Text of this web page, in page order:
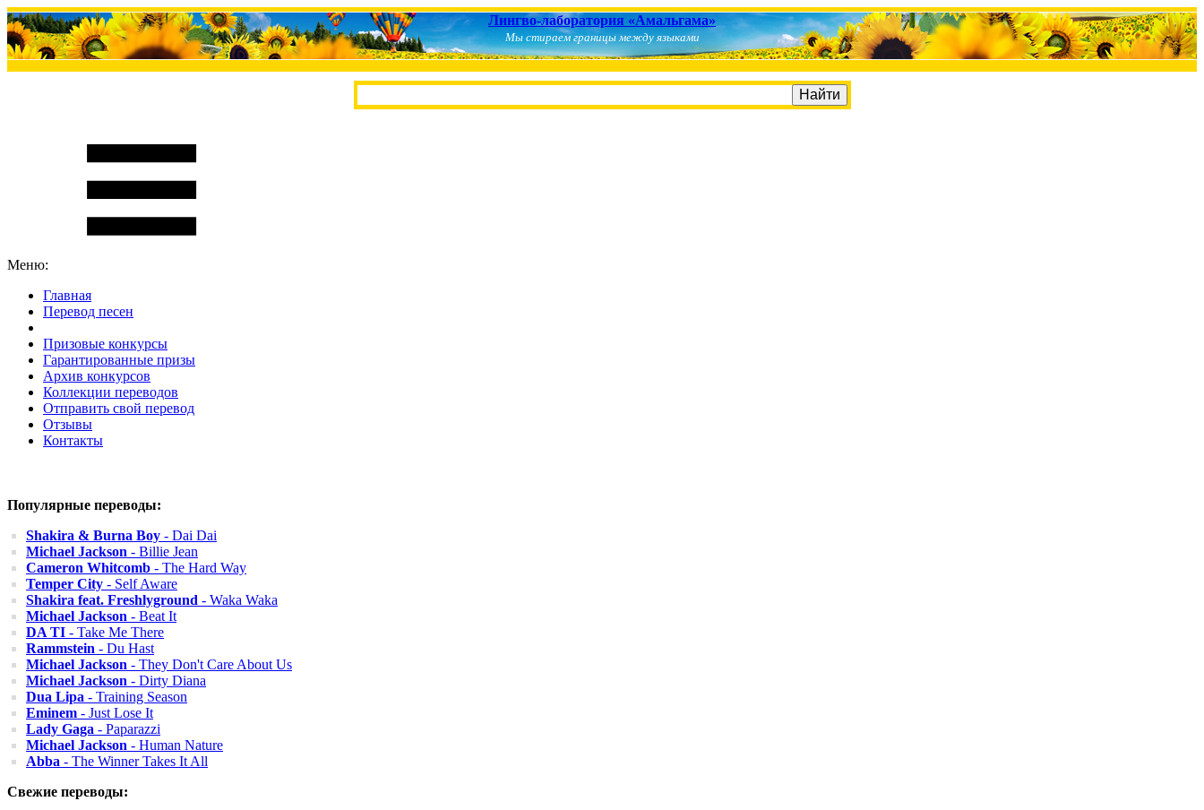
Лингво-лаборатория «Амальгама»
Мы стираем границы между языками
Меню:
Главная
Перевод песен
Призовые конкурсы
Гарантированные призы
Архив конкурсов
Коллекции переводов
Отправить свой перевод
Отзывы
Контакты
Популярные переводы:
Shakira & Burna Boy - Dai Dai
Michael Jackson - Billie Jean
Cameron Whitcomb - The Hard Way
Temper City - Self Aware
Shakira feat. Freshlyground - Waka Waka
Michael Jackson - Beat It
DA TI - Take Me There
Rammstein - Du Hast
Michael Jackson - They Don't Care About Us
Michael Jackson - Dirty Diana
Dua Lipa - Training Season
Eminem - Just Lose It
Lady Gaga - Paparazzi
Michael Jackson - Human Nature
Abba - The Winner Takes It All
Свежие переводы: